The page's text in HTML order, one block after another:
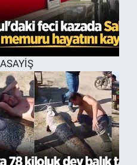
ASAYİŞ
EĞİTİM
MAGAZİN
ÖZEL HABER
HALK54 PANORAMA